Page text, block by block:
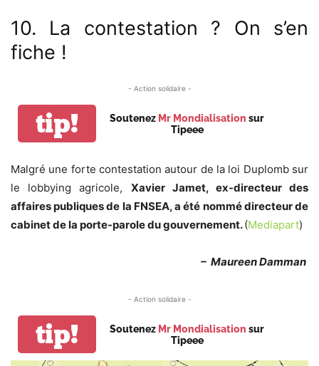
10. La contestation ? On s’en
fiche !
- Action solidaire -
tip! Soutenez Mr Mondialisation sur
Tipeee
Malgré une forte contestation autour de la loi Duplomb sur
le lobbying agricole, Xavier Jamet, ex-directeur des
affaires publiques de la FNSEA, a été nommé directeur de
cabinet de la porte-parole du gouvernement.(Mediapart)
– Maureen Damman
- Action solidaire -
tip! Soutenez Mr Mondialisation sur
Tipeee